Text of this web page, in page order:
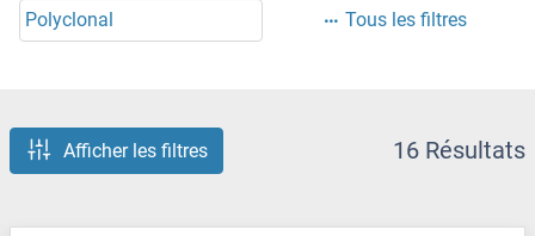
Polyclonal Tous les filtres
Afficher les filtres 16 Résultats